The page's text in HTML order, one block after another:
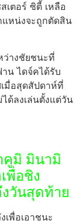
เตอร์ ซิตี้ เหลือ
แหน่งจะถูกตัดสิน
ว่างชัยชนะที่
น ไดจ์คได้รับ
เมื่อสุดสัปดาห์ที่
ด้ลงเล่นตั้งแต่วัน
คูมิ มินามิ
พื่อชิง
วันสุดท้าย
เพื่อเอาชนะ